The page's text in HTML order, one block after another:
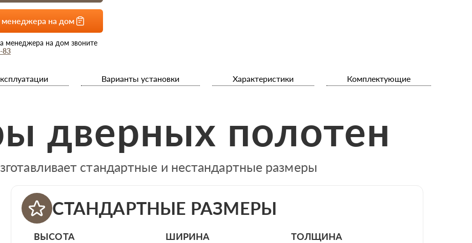
менеджера на дом
менеджера на дом звоните
83
Варианты установки Характеристики Комплектующие
дверных полотен
стандартные и нестандартные размеры
СТАНДАРТНЫЕ РАЗМЕРЫ
ВЫСОТА ШИРИНА ТОЛЩИНА